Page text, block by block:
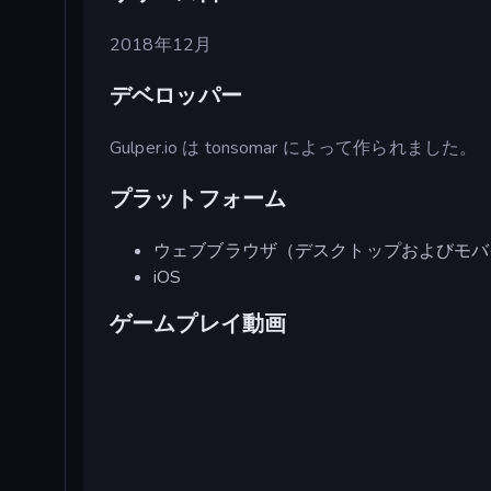
2018年12月
デベロッパー
Gulper.io は tonsomar によって作られました。
プラットフォーム
ウェブブラウザ（デスクトップおよびモ
iOS
ゲームプレイ動画